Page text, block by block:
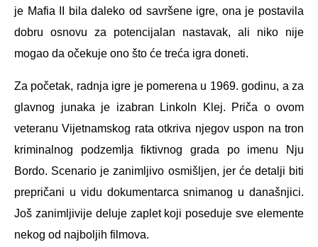
je Mafia II bila daleko od savršene igre, ona je postavila
dobru osnovu za potencijalan nastavak, ali niko nije
mogao da očekuje ono što će treća igra doneti.
Za početak, radnja igre je pomerena u 1969. godinu, a za
glavnog junaka je izabran Linkoln Klej. Priča o ovom
veteranu Vijetnamskog rata otkriva njegov uspon na tron
kriminalnog podzemlja fiktivnog grada po imenu Nju
Bordo. Scenario je zanimljivo osmišljen, jer će detalji biti
prepričani u vidu dokumentarca snimanog u današnjici.
Još zanimljivije deluje zaplet koji poseduje sve elemente
nekog od najboljih filmova.